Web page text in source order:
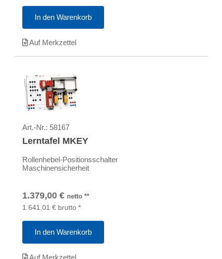
In den Warenkorb
Auf Merkzettel
Art.-Nr.: 58167
Lerntafel MKEY
Rollenhebel-Positionsschalter
Maschinensicherheit
1.379,00 € netto **
1.641,01 € brutto *
In den Warenkorb